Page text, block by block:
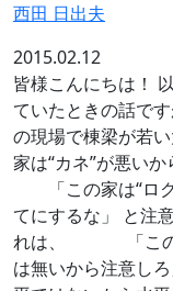
西田 日出夫
2015.02.12
皆様こんにちは！
ていたときの話で
の現場で棟梁が
家は“カネ”が悪いか
「この家は“ロク
てにするな」 と注
れは、 「この
は無いから注意